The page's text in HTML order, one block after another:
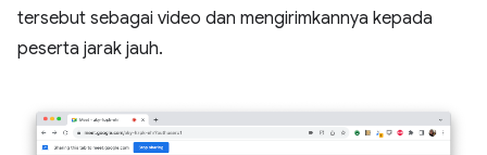
tersebut sebagai video dan mengirimkannya kepada
peserta jarak jauh.